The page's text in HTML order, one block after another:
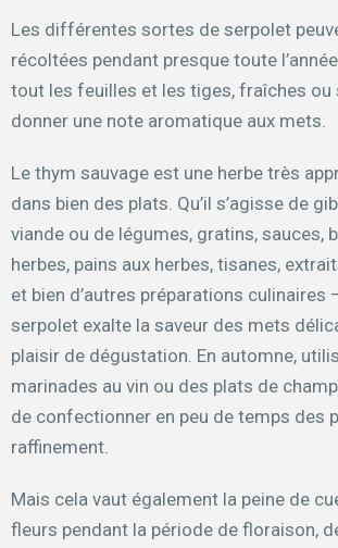
Les différentes sortes de serpolet
récoltées pendant presque toute
tout les feuilles et les tiges, fraîches ou
donner une note aromatique aux mets.
Le thym sauvage est une herbe très
dans bien des plats. Qu’il s’agisse de
viande ou de légumes, gratins, sauces,
herbes, pains aux herbes, tisanes,
et bien d’autres préparations culinaires
serpolet exalte la saveur des mets
plaisir de dégustation. En automne,
marinades au vin ou des plats de
de confectionner en peu de temps des
raffinement.
Mais cela vaut également la peine de
fleurs pendant la période de floraison,